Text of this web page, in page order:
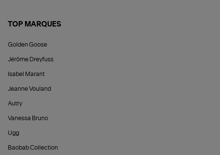
TOP MARQUES
Golden Goose
Jérôme Dreyfuss
Isabel Marant
Jeanne Vouland
Autry
Vanessa Bruno
Ugg
Baobab Collection